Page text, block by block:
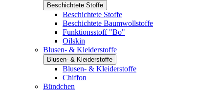
Beschichtete Stoffe
Beschichtete Stoffe
Beschichtete Baumwollstoffe
Funktionsstoff "Bo"
Oilskin
Blusen- & Kleiderstoffe
Blusen- & Kleiderstoffe
Blusen- & Kleiderstoffe
Chiffon
Bündchen